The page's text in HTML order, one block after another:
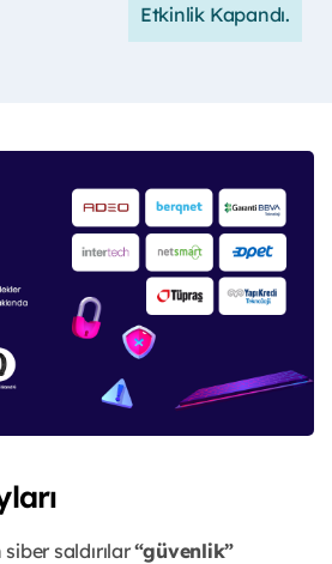
Etkinlik Kapandı.
saldırılar“güvenlik”